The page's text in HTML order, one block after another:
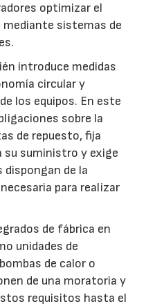
optimizar el
sistemas de
introduce medidas
circular y
los equipos. En este
sobre la
de repuesto, fija
su suministro y exige
dispongan de la
para realizar
de fábrica en
unidades de
de calor o
de una moratoria y
requisitos hasta el